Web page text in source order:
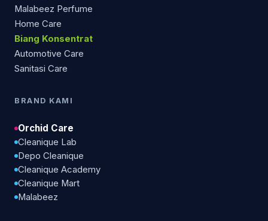
Malabeez Perfume
Home Care
Biang Konsentrat
Automotive Care
Sanitasi Care
BRAND KAMI
Orchid Care
Cleanique Lab
Depo Cleanique
Cleanique Academy
Cleanique Mart
Malabeez